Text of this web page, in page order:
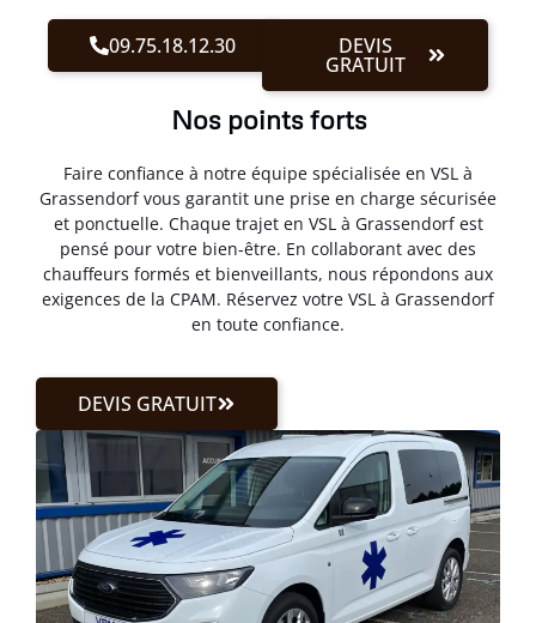
09.75.18.12.30 DEVIS
GRATUIT
Nos points forts
Faire confiance à notre équipe spécialisée en VSL à
Grassendorf vous garantit une prise en charge sécurisée
et ponctuelle. Chaque trajet en VSL à Grassendorf est
pensé pour votre bien-être. En collaborant avec des
chauffeurs formés et bienveillants, nous répondons aux
exigences de la CPAM. Réservez votre VSL à Grassendorf
en toute confiance.
DEVIS GRATUIT